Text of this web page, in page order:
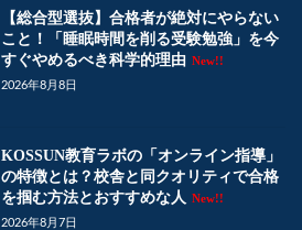
【総合型選抜】合格者が絶対にやらない
こと！「睡眠時間を削る受験勉強」を今
すぐやめるべき科学的理由 New!!
2026年8月8日
KOSSUN教育ラボの「オンライン指導」
の特徴とは？校舎と同クオリティで合格
を掴む方法とおすすめな人 New!!
2026年8月7日